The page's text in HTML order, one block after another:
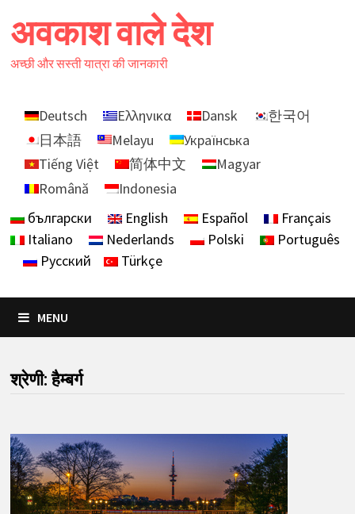
to
content
अवकाश वाले देश
अच्छी और सस्ती यात्रा की जानकारी
Deutsch Ελληνικα Dansk
한국어
日本語
Melayu
Українська
Tiếng Việt
简体中文
Magyar
Română
Indonesia
български
English Español
Français
Italiano
Nederlands Polski
Português
Русский
Türkçe
MENU
श्रेणी:हैम्बर्ग